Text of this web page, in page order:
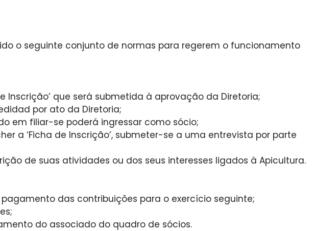
o seguinte conjunto de normas para regerem o funcionamento
Inscrição’ que será submetida à aprovação da Diretoria;
por ato da Diretoria;
em filiar-se poderá ingressar como sócio;
a ‘Ficha de Inscrição’, submeter-se a uma entrevista por parte
de suas atividades ou dos seus interesses ligados à Apicultura.
das contribuições para o exercício seguinte;
do associado do quadro de sócios.